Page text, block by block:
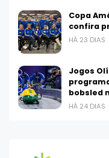
Copa
confira
HÁ 23 DIAS
Jogos
bobsled
HÁ 24 DIAS